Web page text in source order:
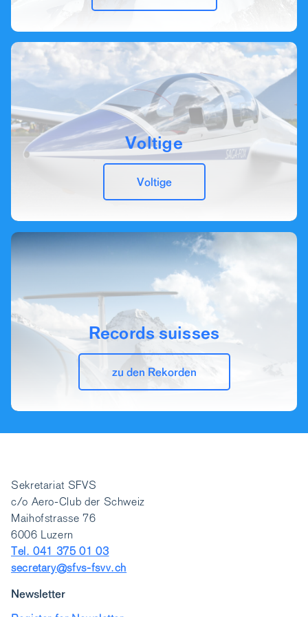
Voltige
Voltige
Records suisses
zu den Rekorden
Sekretariat SFVS
c/o Aero-Club der Schweiz
Maihofstrasse 76
6006 Luzern
Tel. 041 375 01 03
secretary@sfvs-fsvv.ch
Newsletter